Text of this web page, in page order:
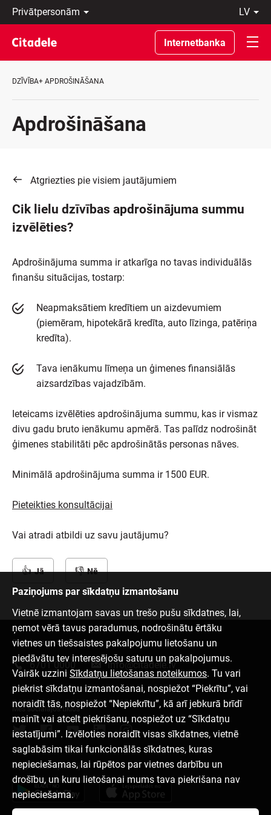
Privātpersonām
Uzņēmumiem
Private
Banking
Par
C
lv
Latviski
По-
русски
In
Internetbanka
DZĪVĪBA+ APDROŠINĀŠANA
Apdrošināšana
Atgriezties pie visiem jautājumiem
Cik lielu dzīvības apdrošinājuma summu
izvēlēties?
Apdrošinājuma summa ir atkarīga no tavas individuālās
finanšu situācijas, tostarp:
Neapmaksātiem kredītiem un aizdevumiem
(piemēram, hipotekārā kredīta, auto līzinga, patēriņa
kredīta).
Tava ienākumu līmeņa un ģimenes finansiālās
aizsardzības vajadzībām.
Ieteicams izvēlēties apdrošinājuma summu, kas ir vismaz
divu gadu bruto ienākumu apmērā. Tas palīdz nodrošināt
ģimenes stabilitāti pēc apdrošinātās personas nāves.
Minimālā apdrošinājuma summa ir 1500 EUR.
Pieteikties konsultācijai
Vai atradi atbildi uz savu jautājumu?
Jā Nē
Paziņojums par sīkdatņu izmantošanu
Vietnē izmantojam savas un trešo pušu sīkdatnes, lai,
ņemot vērā tavus paradumus, nodrošinātu ērtāku
vietnes un tiešsaistes pakalpojumu lietošanu un
piedāvātu tev interesējošu saturu un pakalpojumus.
Vairāk uzzini Sīkdatņu lietošanas noteikumos. Tu vari
piekrist sīkdatņu izmantošanai, nospiežot “Piekrītu”, vai
noraidīt tās, nospiežot “Nepiekrītu”, kā arī jebkurā brīdī
mainīt vai atcelt piekrišanu, nospiežot uz “Sīkdatņu
iestatījumi”. Izvēloties noraidīt visas sīkdatnes, vietnē
saglabāsim tikai funkcionālās sīkdatnes, kuras
nepieciešamas, lai rūpētos par vietnes darbību un
drošību, un kuru lietošanai mums tava piekrišana nav
nepieciešama.
Sazinies ar mums
6701 0000 info@citadele.lv
Mēs sociālajos tīklos
Lejupielādēt aplikāciju